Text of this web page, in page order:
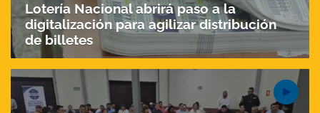
Lotería Nacional abrirá paso a la
digitalización para agilizar distribución
de billetes